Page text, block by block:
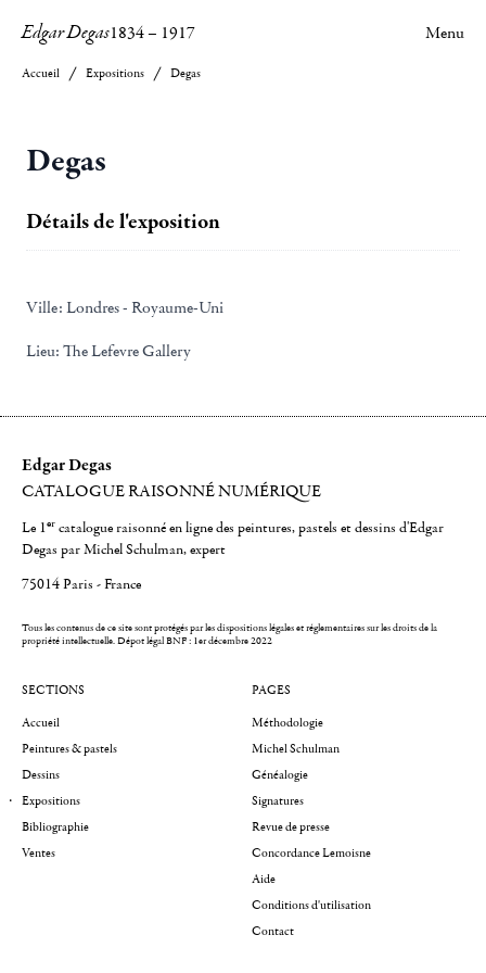
Edgar Degas1834– 1917 Menu
Accueil Expositions Degas
Degas
Détails de l'exposition
Ville: Londres - Royaume-Uni
Lieu: The Lefevre Gallery
Edgar Degas
CATALOGUE RAISONNÉ NUMÉRIQUE
Le 1er catalogue raisonné en ligne des peintures, pastels et dessins d'Edgar
Degas par Michel Schulman, expert
75014 Paris - France
Tous les contenus de ce site sont protégés par les dispositions légales et réglementaires sur les droits de la
propriété intellectuelle.Dépot légal BNF : 1er décembre 2022
SECTIONS
Accueil
Peintures & pastels
Dessins
Expositions
Bibliographie
Ventes
PAGES
Méthodologie
Michel Schulman
Généalogie
Signatures
Revue de presse
Concordance Lemoisne
Aide
Conditions d'utilisation
Contact